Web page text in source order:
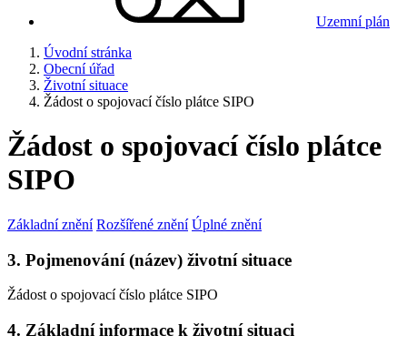
Uzemní plán
Úvodní stránka
Obecní úřad
Životní situace
Žádost o spojovací číslo plátce SIPO
Žádost o spojovací číslo plátce
SIPO
Základní znění Rozšířené znění Úplné znění
3. Pojmenování (název) životní situace
Žádost o spojovací číslo plátce SIPO
4. Základní informace k životní situaci